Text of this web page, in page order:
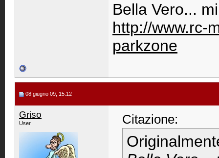
Bella Vero...
http://www.rc-
parkzone
08 giugno 09, 15:12
Griso
User Citazione: